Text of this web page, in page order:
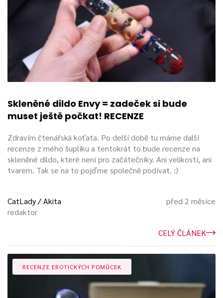
Skleněné dildo Envy = zadeček si bude
muset ještě počkat! RECENZE
Zdravím čtenářská koťata. Po delší době tu máme další
recenze z mého šuplíku a tentokrát to bude recenze na
skleněné dildo, které není pro začátečníky. Ani velikostí, ani
tvarem. Tak se na to pojďme společně podívat. :)
CatLady / Akita
redaktor
před 2 měsíce
CELÝ ČLÁNEK
RECENZE EROTICKÝCH POMŮCEK